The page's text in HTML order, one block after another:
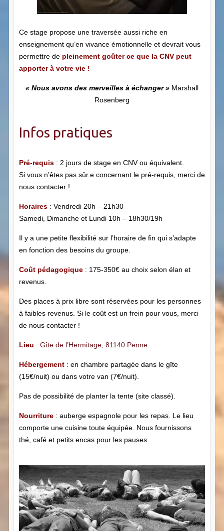
Ce stage propose une traversée aussi riche en
enseignement qu’en vivance émotionnelle et devrait vous
permettre de pleinement goûter ce que la CNV peut
apporter à votre vie !
« Nous avons des merveilles à échanger » Marshall
Rosenberg
Infos pratiques
Pré-requis : 2 jours de stage en CNV ou équivalent.
Si vous n’êtes pas sûr.e concernant le pré-requis, merci de
nous contacter !
Horaires : Vendredi 20h – 21h30
Samedi, Dimanche et Lundi 10h – 18h30/19h
Il y a une petite flexibilité sur l’horaire de fin qui s’adapte
en fonction des besoins du groupe.
Coût pédagogique : 175-350€ au choix selon élan et
revenus.
Des places à prix libre sont réservées pour les personnes
à faibles revenus. Si le coût est un frein pour vous, merci
de nous contacter !
Lieu : Gîte de l’Hermitage, 81140 Penne
Hébergement : en chambre partagée dans le gîte
(15€/nuit) ou dans votre van (7€/nuit).
Pas de possibilité de planter la tente (site classé).
Nourriture : auberge espagnole pour les repas. Le lieu
comporte une cuisine toute équipée. Nous fournissons
thé, café et petits encas pour les pauses.